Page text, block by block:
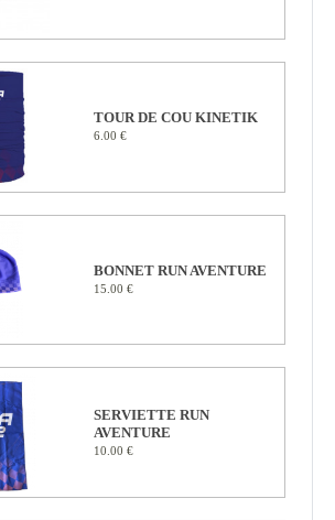
TOUR DE COU KINETIK
6.00 €
BONNET RUN AVENTURE
15.00 €
SERVIETTE RUN
AVENTURE
10.00 €